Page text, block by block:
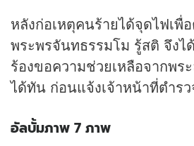
หลังก่อเหตุคนร้ายได้จุดไฟเพื่
พระพรจันทธรรมโม รู้สติ จึงไ
ร้องขอความช่วยเหลือจากพร
ได้ทัน ก่อนแจ้งเจ้าหน้าที่ตำรว
อัลบั้มภาพ 7 ภาพ